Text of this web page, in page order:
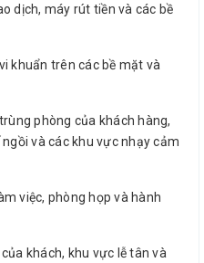
dịch, máy rút tiền và các bề
khuẩn trên các bề mặt và
phòng của khách hàng,
và các khu vực nhạy cảm
việc, phòng họp và hành
khách, khu vực lễ tân và